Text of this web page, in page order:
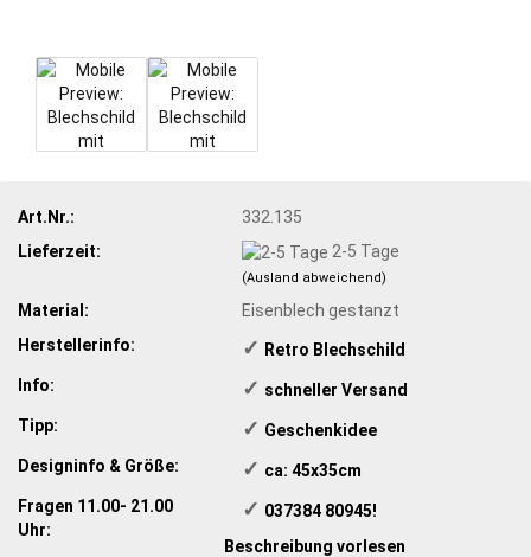
Art.Nr.:
332.135
Lieferzeit:
2-5 Tage
(Ausland abweichend)
Material:
Eisenblech gestanzt
Herstellerinfo:
✓ ​Retro Blechschild
Info:
✓ ​schneller Versand
Tipp:
✓ ​Geschenkidee
Designinfo & Größe:
✓ ​ ca: 45x35cm
Fragen 11.00- 21.00
Uhr:
✓ ​ 037384 80945!
Beschreibung vorlesen